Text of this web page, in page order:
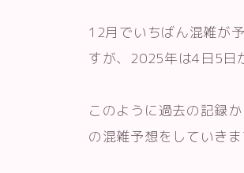
12月でいちばん混雑が
すが、2025年は4日5日
このように過去の記録
の混雑予想をしていきま